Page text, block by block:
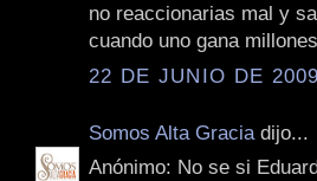
no reaccionarias mal y
cuando uno gana
22 DE JUNIO DE
Somos Alta Gracia dijo...
Anónimo: No se si